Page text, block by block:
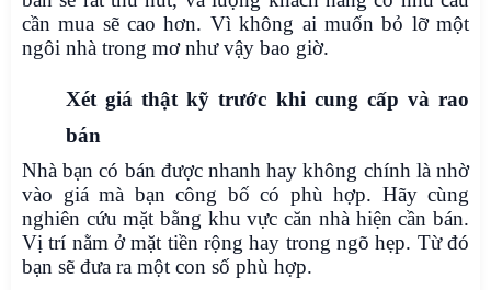
cần mua sẽ cao hơn. Vì không ai muốn bỏ lỡ một
ngôi nhà trong mơ như vậy bao giờ.
Xét giá thật kỹ trước khi cung cấp và rao
bán
Nhà bạn có bán được nhanh hay không chính là nhờ
vào giá mà bạn công bố có phù hợp. Hãy cùng
nghiên cứu mặt bằng khu vực căn nhà hiện cần bán.
Vị trí nằm ở mặt tiền rộng hay trong ngõ hẹp. Từ đó
bạn sẽ đưa ra một con số phù hợp.